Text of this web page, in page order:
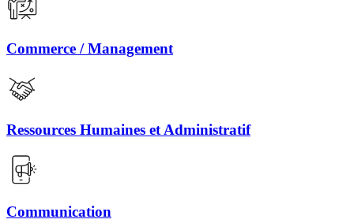
Commerce / Management
Ressources Humaines et Administratif
Communication